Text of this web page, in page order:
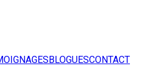
BLOGUESCONTACT